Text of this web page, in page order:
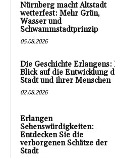
Nürnberg macht Altstadt
wetterfest: Mehr Grün,
Wasser und
Schwammstadtprinzip
05.08.2026
Die Geschichte Erlangens:
Blick auf die Entwicklung
Stadt und ihrer Menschen
02.08.2026
Erlangen
Sehenswürdigkeiten:
Entdecken Sie die
verborgenen Schätze der
Stadt